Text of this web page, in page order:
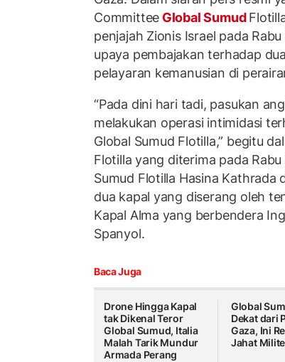
Committee Global Sumud
penjajah Zionis Israel pada
upaya pembajakan terhadap
pelayaran kemanusian di
“Pada dini hari tadi, pasukan
melakukan operasi intimidasi
Global Sumud Flotilla,” begitu
Flotilla yang diterima pada
Sumud Flotilla Hasina Kathrada
dua kapal yang diserang oleh
Kapal Alma yang berbendera
Spanyol.
Baca Juga
Drone Hingga Kapal
tak Dikenal Teror
Global Sumud, Italia
Malah Tarik Mundur
Armada Perang
Global
Dekat dari
Gaza, Ini
Jahat